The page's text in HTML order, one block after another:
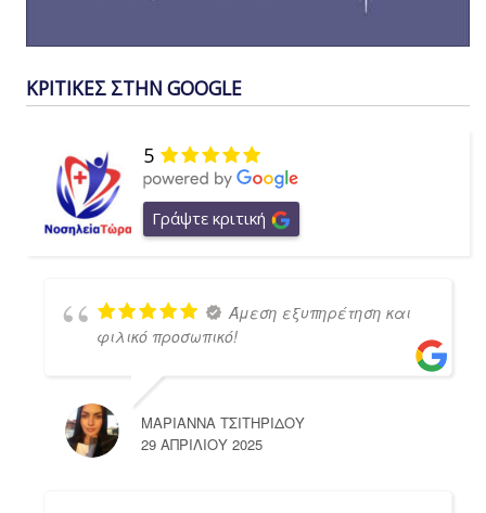
ΚΡΙΤΙΚΕΣ ΣΤΗΝ GOOGLE
5
Γράψτε κριτική
Άμεση εξυπηρέτηση και
φιλικό προσωπικό!
ΜΑΡΙΑΝΝΑ ΤΣΙΤΗΡΙΔΟΥ
29 ΑΠΡΙΛΊΟΥ 2025